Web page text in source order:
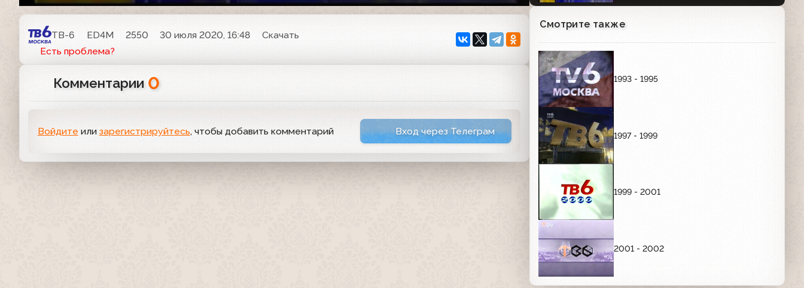
ТВ-6 ED4M 2550 30 июля 2020, 16:48
Скачать
Есть проблема?
Комментарии 0
Войдите или зарегистрируйтесь, чтобы добавить комментарий Вход через Телеграм
03:29
Анонсы и заставки (ТВ-6, 08.05.1995)
императора", "Курс $", "Прогнозы
03:56
00:56
03:11
"Катастрофы недели"
Смотрите также
1993 - 1995
1997 - 1999
1999 - 2001
2001 - 2002